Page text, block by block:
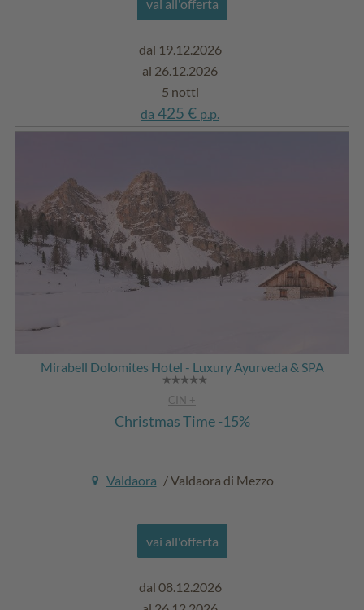
vai all'offerta
dal 19.12.2026
al 26.12.2026
5 notti
da 425 € p.p.
Mirabell Dolomites Hotel - Luxury Ayurveda & SPA
CIN +
Christmas Time -15%
Valdaora / Valdaora di Mezzo
vai all'offerta
dal 08.12.2026